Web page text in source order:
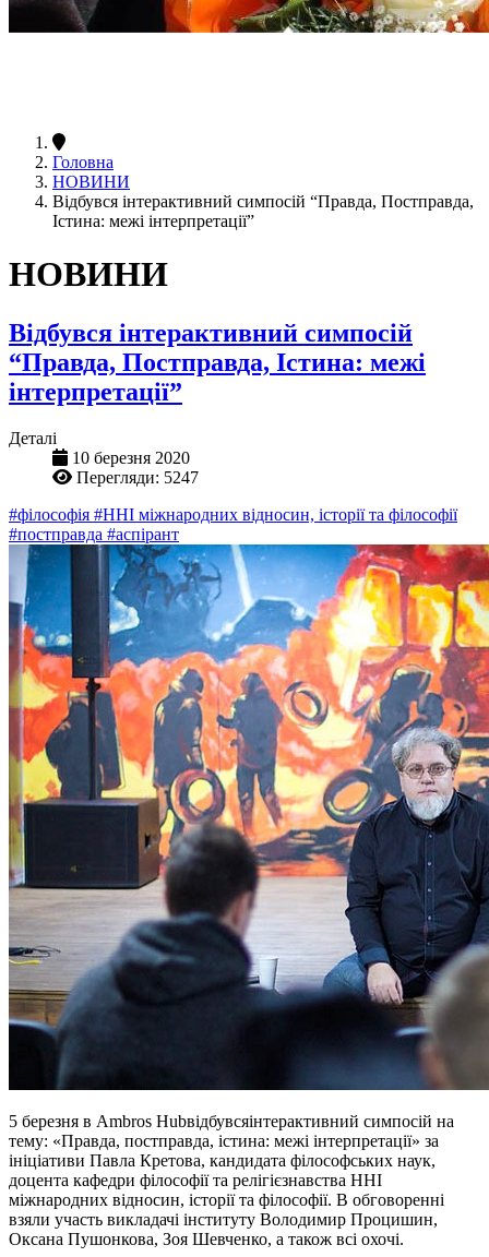
Головна
НОВИНИ
Відбувся інтерактивний симпосій “Правда, Постправда,
Істина: межі інтерпретації”
НОВИНИ
Відбувся інтерактивний симпосій
“Правда, Постправда, Істина: межі
інтерпретації”
Деталі
10 березня 2020
Перегляди: 5247
#філософія #ННІ міжнародних відносин, історії та філософії
#постправда #аспірант
5 березня в Ambros Hubвідбувсяінтерактивний симпосій на
тему: «Правда, постправда, істина: межі інтерпретації» за
ініціативи Павла Кретова, кандидата філософських наук,
доцента кафедри філософії та релігієзнавства ННІ
міжнародних відносин, історії та філософії. В обговоренні
взяли участь викладачі інституту Володимир Процишин,
Оксана Пушонкова, Зоя Шевченко, а також всі охочі.